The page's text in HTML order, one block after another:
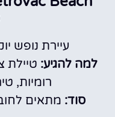
עיירת נופש
למה להגיע: טיילת
רומיות,
סוד: מתאים